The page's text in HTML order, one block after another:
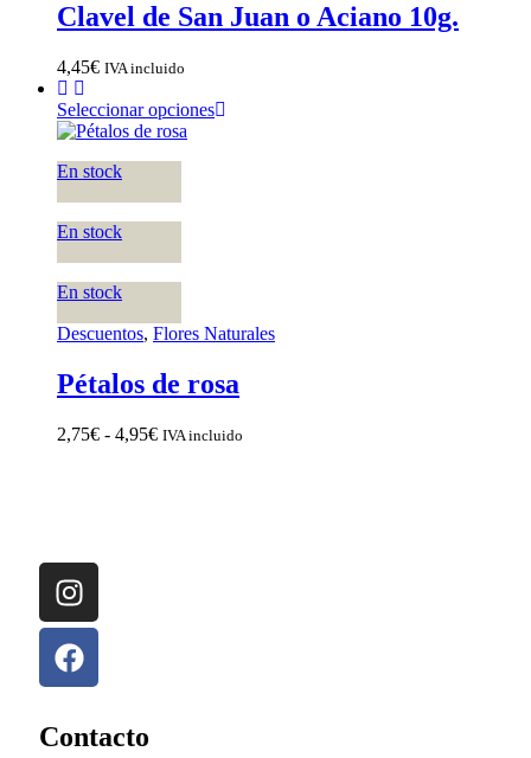
Clavel de San Juan o Aciano 10g.
4,45€ IVA incluido
Seleccionar opciones
En stock
En stock
En stock
Descuentos, Flores Naturales
Pétalos de rosa
2,75€ - 4,95€ IVA incluido
Contacto